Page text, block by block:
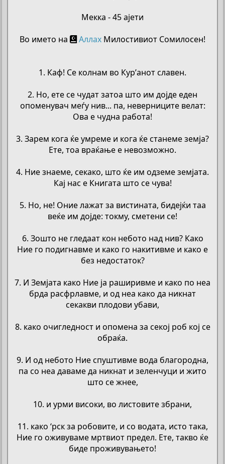
Мекка - 45 ајети
Во името на
Аллах Милостивиот Сомилосен!
1. Каф! Се колнам во Кур’анот славен.
2. Но, ете се чудат затоа што им дојде еден
опоменувач меѓу нив... па, неверниците велат:
Ова е чудна работа!
3. Зарем кога ќе умреме и кога ќе станеме земја?
Ете, тоа враќање е невозможно.
4. Ние знаеме, секако, што ќе им одземе земјата.
Кај нас е Книгата што се чува!
5. Но, не! Оние лажат за вистината, бидејќи таа
веќе им дојде: токму, сметени се!
6. Зошто не гледаат кон небото над нив? Како
Ние го подигнавме и како го накитивме и како е
без недостаток?
7. И Земјата како Ние ја раширивме и како по неа
брда расфрлавме, и од неа како да никнат
секакви плодови убави,
8. како очигледност и опомена за секој роб кој се
обраќа.
9. И од небото Ние спуштивме вода благородна,
па со неа даваме да никнат и зеленчуци и жито
што се жнее,
10. и урми високи, во листовите збрани,
11. како ‘рск за робовите, и со водата, исто така,
Ние го оживуваме мртвиот предел. Ете, такво ќе
биде проживувањето!